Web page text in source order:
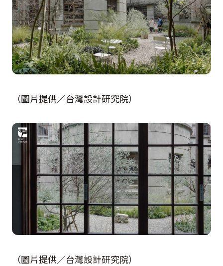
（圖片提供／台灣設計研究院）
（圖片提供／台灣設計研究院）